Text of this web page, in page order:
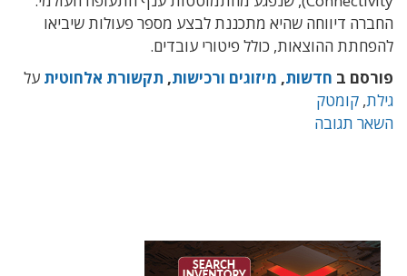
החברה דיווחה שהיא מתכננת לבצע מספר פעולות שיביאו
להפחתת ההוצאות, כולל פיטורי עובדים.
פורסם ב חדשות, מיזוגים ורכישות, תקשורת אלחוטית על
גילת, קומטק
השאר תגובה